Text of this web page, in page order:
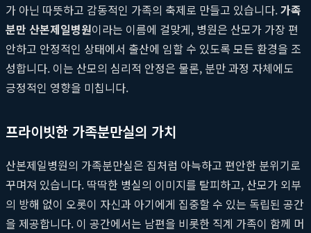
가 아닌 따뜻하고 감동적인 가족의 축제로 만들고 있습니다.가족
분만 산본제일병원이라는 이름에 걸맞게, 병원은 산모가 가장 편
안하고 안정적인 상태에서 출산에 임할 수 있도록 모든 환경을 조
성합니다. 이는 산모의 심리적 안정은 물론, 분만 과정 자체에도
긍정적인 영향을 미칩니다.
프라이빗한 가족분만실의 가치
산본제일병원의 가족분만실은 집처럼 아늑하고 편안한 분위기로
꾸며져 있습니다. 딱딱한 병실의 이미지를 탈피하고, 산모가 외부
의 방해 없이 오롯이 자신과 아기에게 집중할 수 있는 독립된 공간
을 제공합니다. 이 공간에서는 남편을 비롯한 직계 가족이 함께 머